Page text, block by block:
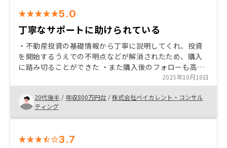
ため、デメリットも交えた上で説明いただけると信用度
も上がるかと
5.0
丁寧なサポートに助けられている
・不動産投資の基礎情報から丁寧に説明してくれ、投資
を開始するうえでの不明点などが解消されたため、購入
に踏み切ることができた ・また購入後のフォローも高頻
度、かつ丁寧であり、とても助かっている ・定期的に魅
力的な不動産を紹介してくれるため、次の物件の購入に
も意欲的になれる
2025年10月18日
20代後半 / 年収800万円台 /株式会社ベイカレント・コンサル
ティング
3.7